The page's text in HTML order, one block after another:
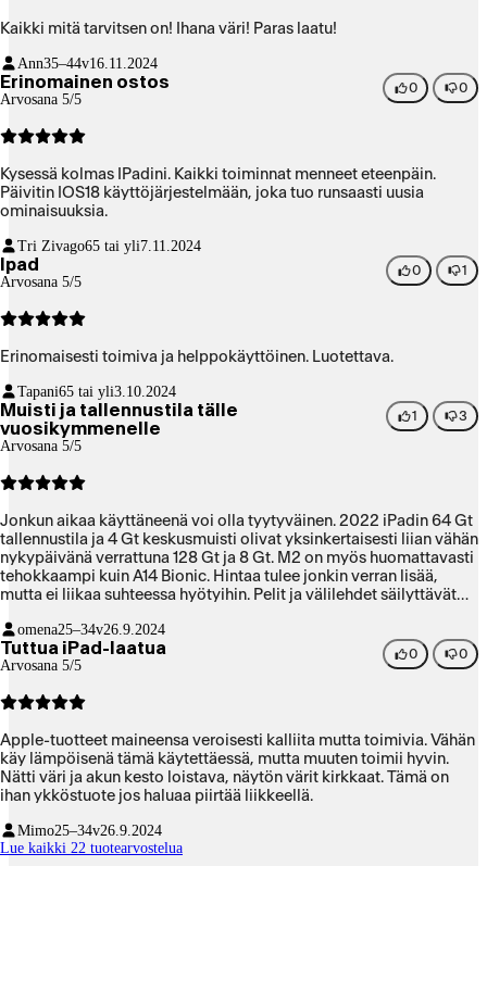
Kaikki mitä tarvitsen on! Ihana väri! Paras laatu!
Ann35–44v16.11.2024
Erinomainen ostos
Arvosana 5/5
0 0
Kysessä kolmas IPadini. Kaikki toiminnat menneet eteenpäin.
Päivitin IOS18 käyttöjärjestelmään, joka tuo runsaasti uusia
ominaisuuksia.
Tri Zivago65 tai yli7.11.2024
Ipad
Arvosana 5/5
0 1
Erinomaisesti toimiva ja helppokäyttöinen. Luotettava.
Tapani65 tai yli3.10.2024
Muisti ja tallennustila tälle
vuosikymmenelle
Arvosana 5/5
1 3
Jonkun aikaa käyttäneenä voi olla tyytyväinen. 2022 iPadin 64 Gt
tallennustila ja 4 Gt keskusmuisti olivat yksinkertaisesti liian vähän
nykypäivänä verrattuna 128 Gt ja 8 Gt. M2 on myös huomattavasti
tehokkaampi kuin A14 Bionic. Hintaa tulee jonkin verran lisää,
mutta ei liikaa suhteessa hyötyihin. Pelit ja välilehdet säilyttävät
todella tarkka. Tekstin tunnistus kuvakaappauksista toimii
nopeasti. Otin Stage Managerin käyttöön, ja moniajo sekä
puhelinsovellusten käyttökokemus paranivat heti huomattavasti.
tallennustilalla voisi korvata MacBookin. Sitä en kuitenkaan
omena25–34v26.9.2024
Tuttua iPad-laatua
Arvosana 5/5
0 0
Apple-tuotteet maineensa veroisesti kalliita mutta toimivia. Vähän
käy lämpöisenä tämä käytettäessä, mutta muuten toimii hyvin.
Nätti väri ja akun kesto loistava, näytön värit kirkkaat. Tämä on
ihan ykköstuote jos haluaa piirtää liikkeellä.
Mimo25–34v26.9.2024
Lue kaikki 22 tuotearvostelua